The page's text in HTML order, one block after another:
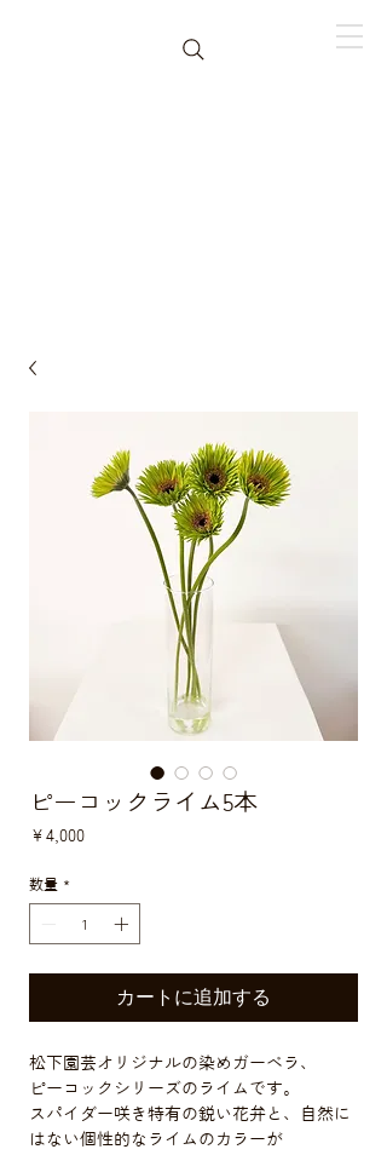
ピーコックライム5本
￥4,000価
数量 *
カートに追加する
松下園芸オリジナルの染めガーベラ、
ピーコックシリーズのライムです。
スパイダー咲き特有の鋭い花弁と、自然に
はない個性的なライムのカラーが